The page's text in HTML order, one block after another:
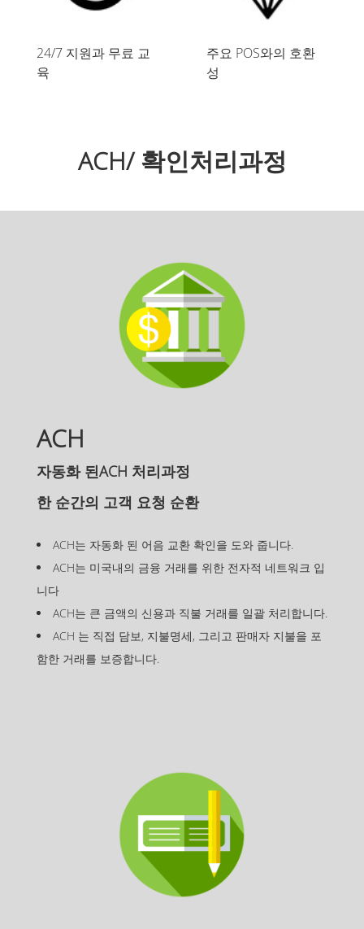
24/7 지원과 무료 교
육
주요 POS와의 호환
성
ACH/ 확인처리과정
ACH
자동화 된ACH 처리과정
한 순간의 고객 요청 순환
ACH는 자동화 된 어음 교환 확인을 도와 줍니다.
ACH는 미국내의 금융 거래를 위한 전자적 네트워크 입
니다
ACH는 큰 금액의 신용과 직불 거래를 일괄 처리합니다.
ACH 는 직접 담보, 지불명세, 그리고 판매자 지불을 포
함한 거래를 보증합니다.